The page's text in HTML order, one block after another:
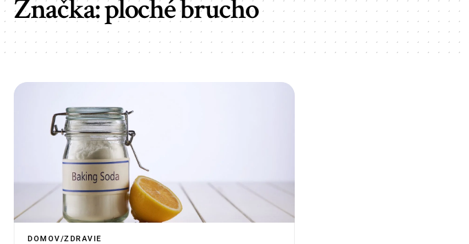
Značka:ploché brucho
DOMOV/ZDRAVIE